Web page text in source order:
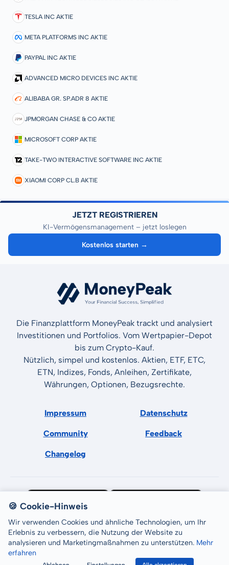
TESLA INC AKTIE
META PLATFORMS INC AKTIE
PAYPAL INC AKTIE
ADVANCED MICRO DEVICES INC AKTIE
ALIBABA GR. SP.ADR 8 AKTIE
JPMORGAN CHASE & CO AKTIE
MICROSOFT CORP AKTIE
TAKE-TWO INTERACTIVE SOFTWARE INC AKTIE
XIAOMI CORP CL.B AKTIE
JETZT REGISTRIEREN
KI-Vermögensmanagement – jetzt loslegen
Kostenlos starten →
Die Finanzplattform MoneyPeak trackt und analysiert
Investitionen und Portfolios. Vom Wertpapier-Depot
bis zum Crypto-Kauf.
Nützlich, simpel und kostenlos. Aktien, ETF, ETC,
ETN, Indizes, Fonds, Anleihen, Zertifikate,
Währungen, Optionen, Bezugsrechte.
Impressum Datenschutz
Community Feedback
Changelog
All rights reserved © LCP GmbH 2026
🍪 Cookie-Hinweis
Wir verwenden Cookies und ähnliche Technologien, um Ihr
Erlebnis zu verbessern, die Nutzung der Website zu
analysieren und Marketingmaßnahmen zu unterstützen. Mehr
erfahren